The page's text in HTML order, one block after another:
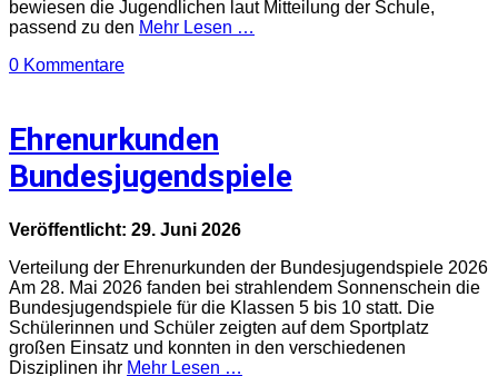
bewiesen die Jugendlichen laut Mitteilung der Schule,
passend zu den Mehr Lesen …
0 Kommentare
Ehrenurkunden
Bundesjugendspiele
Veröffentlicht: 29. Juni 2026
Verteilung der Ehrenurkunden der Bundesjugendspiele 2026
Am 28. Mai 2026 fanden bei strahlendem Sonnenschein die
Bundesjugendspiele für die Klassen 5 bis 10 statt. Die
Schülerinnen und Schüler zeigten auf dem Sportplatz
großen Einsatz und konnten in den verschiedenen
Disziplinen ihr Mehr Lesen …